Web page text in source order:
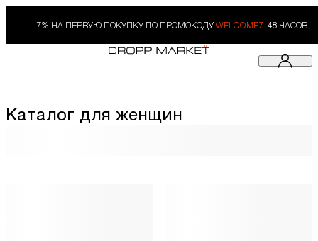
-7% НА ПЕРВУЮ ПОКУПКУ ПО ПРОМОКОДУ WELCOME7. 48 ЧАСОВ
Каталог для женщин